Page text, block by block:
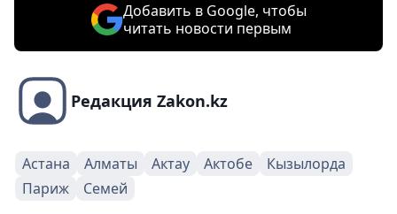
Добавить в Google, чтобы
читать новости первым
Редакция Zakon.kz
Астана Алматы Актау Актобе
Кызылорда
Париж
Семей